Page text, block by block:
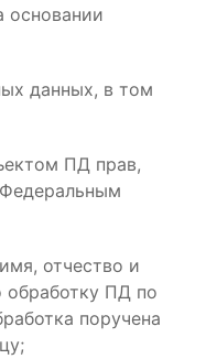
основании
данных, в том
ПД прав,
отчество и
обработку ПД по
поручена